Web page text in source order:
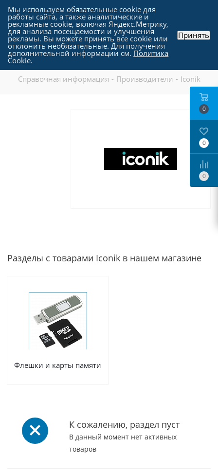
Iconik
Справочная информация - Производители - Iconik
Разделы с товарами Iconik в нашем магазине
Флешки и карты памяти
К сожалению, раздел пуст
В данный момент нет активных
товаров
0
0
0
Мы используем обязательные cookie для
работы сайта, а также аналитические и
рекламные cookie, включая Яндекс.Метрику,
для анализа посещаемости и улучшения
рекламы. Вы можете принять все cookie или
отклонить необязательные. Для получения
дополнительной информации см. Политика
Cookie.
Принять